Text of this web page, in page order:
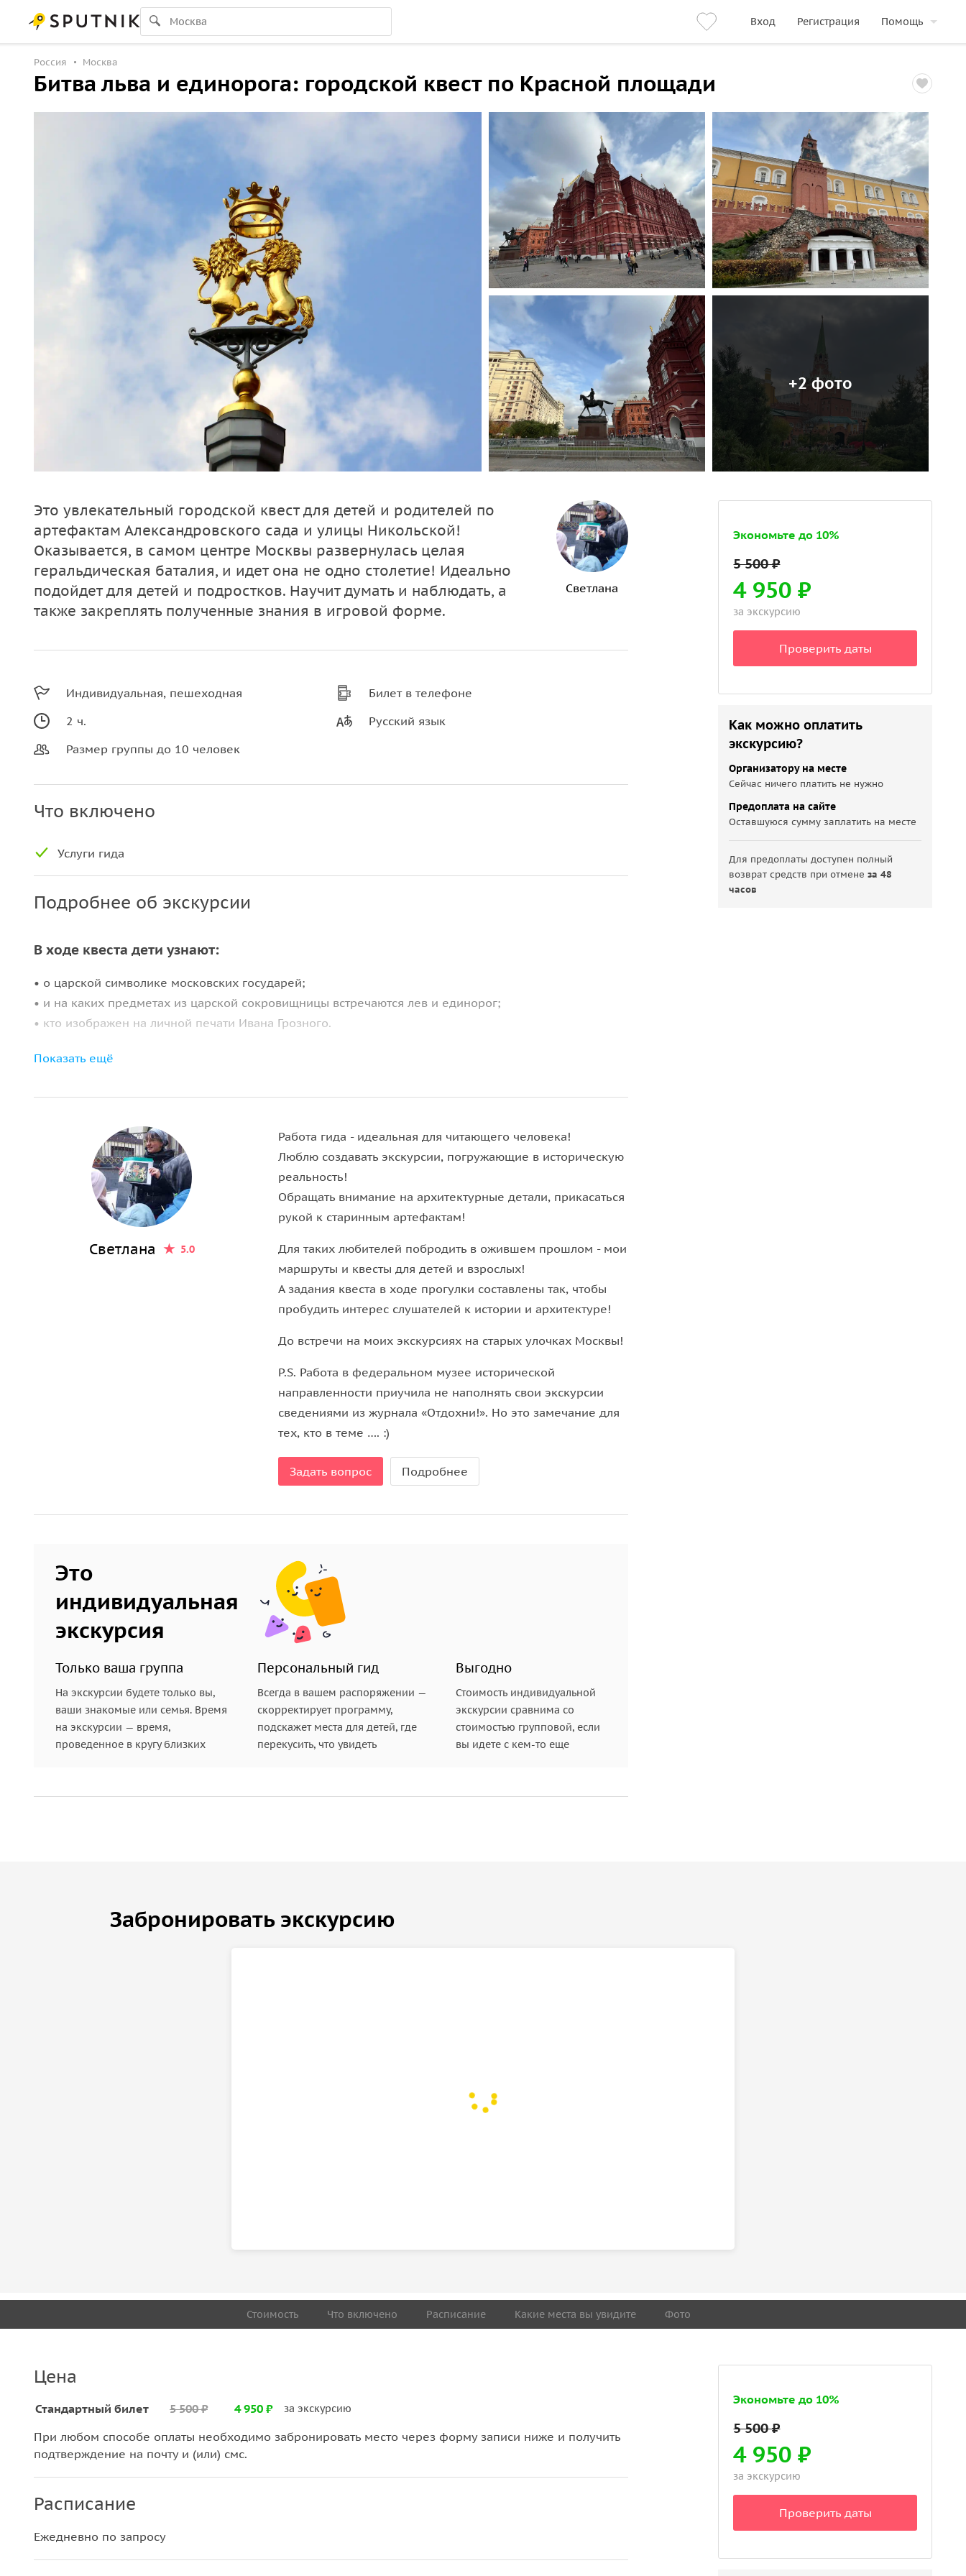
Вход Регистрация Помощь
Россия Москва
Битва льва и единорога: городской квест по Красной площади
+2 фото
Это увлекательный городской квест для детей и родителей по
артефактам Александровского сада и улицы Никольской!
Оказывается, в самом центре Москвы развернулась целая
геральдическая баталия, и идет она не одно столетие! Идеально
подойдет для детей и подростков. Научит думать и наблюдать, а
также закреплять полученные знания в игровой форме.
Светлана
Индивидуальная, пешеходная
2 ч.
Размер группы до 10 человек
Билет в телефоне
Русский язык
Что включено
Услуги гида
Подробнее об экскурсии
В ходе квеста дети узнают:
• о царской символике московских государей;
• и на каких предметах из царской сокровищницы встречаются лев и единорог;
• кто изображен на личной печати Ивана Грозного.
Нас ждут настоящие средневековые загадки:
• английская и астрономическая версия нашей баталии.
Вы увидите:
• самую высокую башню Кремля;
• самый старый московский фонтан;
Показать ещё
Светлана 5.0
Работа гида - идеальная для читающего человека!
Люблю создавать экскурсии, погружающие в историческую
реальность!
Обращать внимание на архитектурные детали, прикасаться
рукой к старинным артефактам!
Для таких любителей побродить в ожившем прошлом - мои
маршруты и квесты для детей и взрослых!
А задания квеста в ходе прогулки составлены так, чтобы
пробудить интерес слушателей к истории и архитектуре!
До встречи на моих экскурсиях на старых улочках Москвы!
P.S. Работа в федеральном музее исторической
направленности приучила не наполнять свои экскурсии
сведениями из журнала «Отдохни!». Но это замечание для
тех, кто в теме …. :)
Задать вопрос Подробнее
Это
индивидуальная
экскурсия
Только ваша группа
На экскурсии будете только вы,
ваши знакомые или семья. Время
на экскурсии — время,
проведенное в кругу близких
Персональный гид
Всегда в вашем распоряжении —
скорректирует программу,
подскажет места для детей, где
перекусить, что увидеть
Выгодно
Стоимость индивидуальной
экскурсии сравнима со
стоимостью групповой, если
вы идете с кем-то еще
Экономьте до 10%
4 950 ₽
за экскурсию
Проверить даты
Как можно оплатить
экскурсию?
Организатору на месте
Сейчас ничего платить не нужно
Предоплата на сайте
Оставшуюся сумму заплатить на месте
Для предоплаты доступен полный
возврат средств при отменеза 48
часов
Забронировать экскурсию
Стоимость Что включено Расписание Какие места вы увидите Фото
Цена
Стандартный билет 5 500 ₽ 4 950 ₽ за экскурсию
При любом способе оплаты необходимо забронировать место через форму записи ниже и получить
подтверждение на почту и (или) смс.
Расписание
Ежедневно по запросу
Экономьте до 10%
4 950 ₽
за экскурсию
Проверить даты